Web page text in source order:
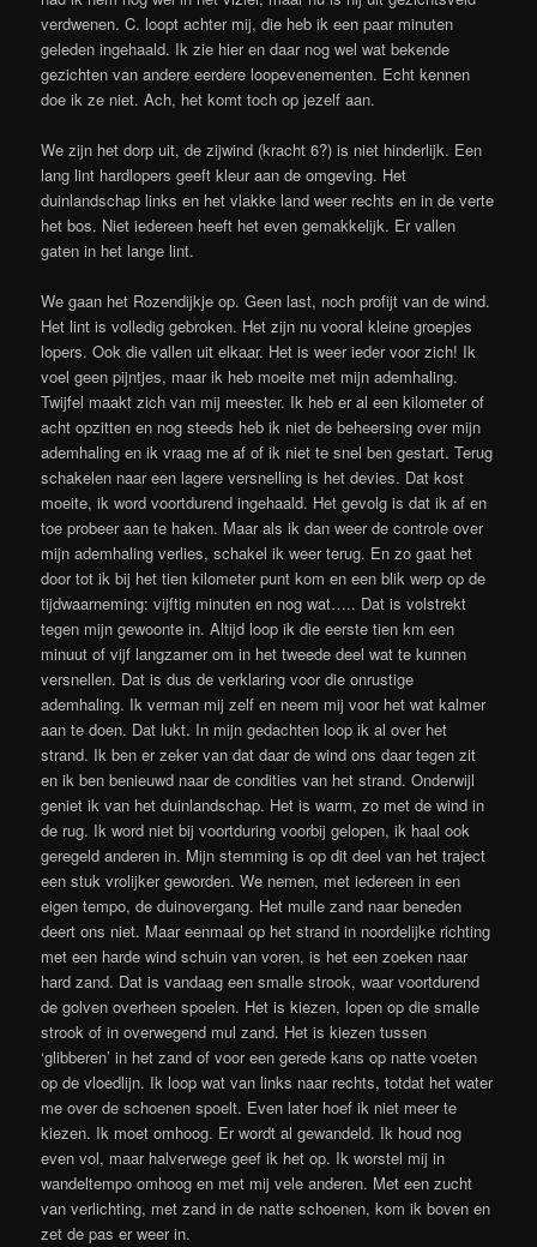
verdwenen. C. loopt achter mij, die heb ik een paar minuten
geleden ingehaald. Ik zie hier en daar nog wel wat bekende
gezichten van andere eerdere loopevenementen. Echt kennen
doe ik ze niet. Ach, het komt toch op jezelf aan.
We zijn het dorp uit, de zijwind (kracht 6?) is niet hinderlijk. Een
lang lint hardlopers geeft kleur aan de omgeving. Het
duinlandschap links en het vlakke land weer rechts en in de verte
het bos. Niet iedereen heeft het even gemakkelijk. Er vallen
gaten in het lange lint.
We gaan het Rozendijkje op. Geen last, noch profijt van de wind.
Het lint is volledig gebroken. Het zijn nu vooral kleine groepjes
lopers. Ook die vallen uit elkaar. Het is weer ieder voor zich! Ik
voel geen pijntjes, maar ik heb moeite met mijn ademhaling.
Twijfel maakt zich van mij meester. Ik heb er al een kilometer of
acht opzitten en nog steeds heb ik niet de beheersing over mijn
ademhaling en ik vraag me af of ik niet te snel ben gestart. Terug
schakelen naar een lagere versnelling is het devies. Dat kost
moeite, ik word voortdurend ingehaald. Het gevolg is dat ik af en
toe probeer aan te haken. Maar als ik dan weer de controle over
mijn ademhaling verlies, schakel ik weer terug. En zo gaat het
door tot ik bij het tien kilometer punt kom en een blik werp op de
tijdwaarneming: vijftig minuten en nog wat….. Dat is volstrekt
tegen mijn gewoonte in. Altijd loop ik die eerste tien km een
minuut of vijf langzamer om in het tweede deel wat te kunnen
versnellen. Dat is dus de verklaring voor die onrustige
ademhaling. Ik verman mij zelf en neem mij voor het wat kalmer
aan te doen. Dat lukt. In mijn gedachten loop ik al over het
strand. Ik ben er zeker van dat daar de wind ons daar tegen zit
en ik ben benieuwd naar de condities van het strand. Onderwijl
geniet ik van het duinlandschap. Het is warm, zo met de wind in
de rug. Ik word niet bij voortduring voorbij gelopen, ik haal ook
geregeld anderen in. Mijn stemming is op dit deel van het traject
een stuk vrolijker geworden. We nemen, met iedereen in een
eigen tempo, de duinovergang. Het mulle zand naar beneden
deert ons niet. Maar eenmaal op het strand in noordelijke richting
met een harde wind schuin van voren, is het een zoeken naar
hard zand. Dat is vandaag een smalle strook, waar voortdurend
de golven overheen spoelen. Het is kiezen, lopen op die smalle
strook of in overwegend mul zand. Het is kiezen tussen
‘glibberen’ in het zand of voor een gerede kans op natte voeten
op de vloedlijn. Ik loop wat van links naar rechts, totdat het water
me over de schoenen spoelt. Even later hoef ik niet meer te
kiezen. Ik moet omhoog. Er wordt al gewandeld. Ik houd nog
even vol, maar halverwege geef ik het op. Ik worstel mij in
wandeltempo omhoog en met mij vele anderen. Met een zucht
van verlichting, met zand in de natte schoenen, kom ik boven en
zet de pas er weer in.